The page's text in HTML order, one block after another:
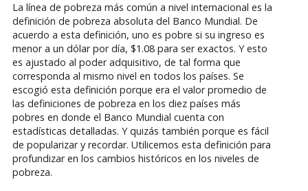
La línea de pobreza más común a nivel internacional es la
definición de pobreza absoluta del Banco Mundial. De
acuerdo a esta definición, uno es pobre si su ingreso es
menor a un dólar por día, $1.08 para ser exactos. Y esto
es ajustado al poder adquisitivo, de tal forma que
corresponda al mismo nivel en todos los países. Se
escogió esta definición porque era el valor promedio de
las definiciones de pobreza en los diez países más
pobres en donde el Banco Mundial cuenta con
estadísticas detalladas. Y quizás también porque es fácil
de popularizar y recordar. Utilicemos esta definición para
profundizar en los cambios históricos en los niveles de
pobreza.